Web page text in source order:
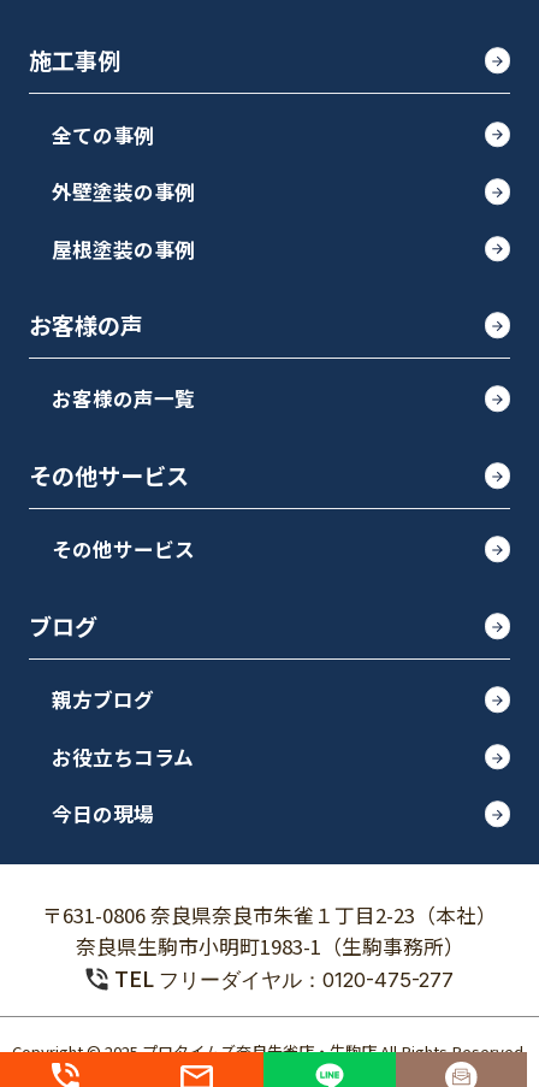
施工事例
全ての事例
外壁塗装の事例
屋根塗装の事例
お客様の声
お客様の声一覧
その他サービス
その他サービス
ブログ
親方ブログ
お役立ちコラム
今日の現場
〒631-0806 奈良県奈良市朱雀１丁目2-23（本社）
奈良県生駒市小明町1983-1（生駒事務所）
TEL フリーダイヤル：0120-475-277
Copyright © 2025 プロタイムズ奈良朱雀店・生駒店 All Rights Reserved.
個人情報保護方針